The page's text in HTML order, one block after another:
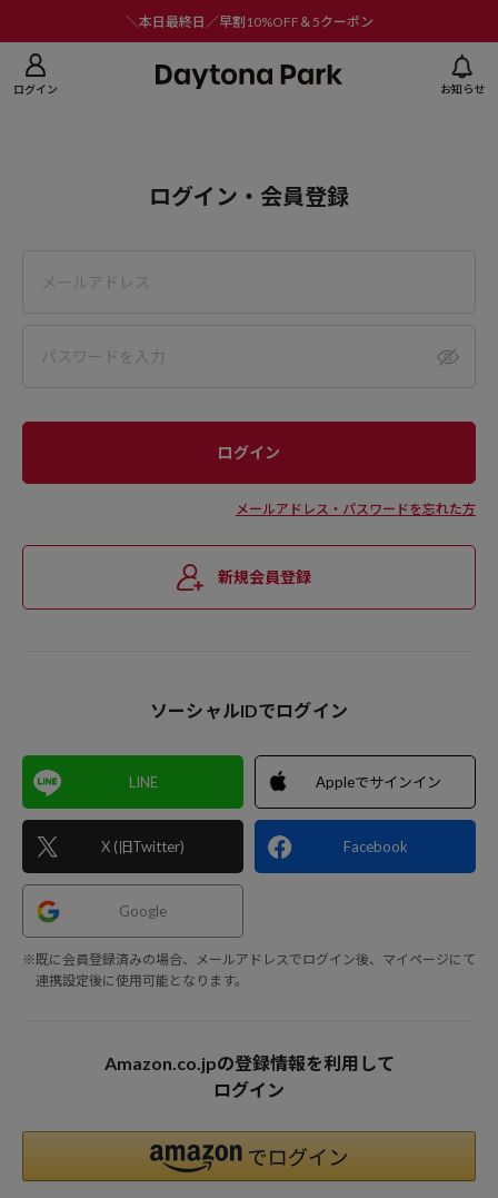
＼本日最終日／早割10%OFF＆5クーポン
ログイン お知らせ
ログイン・会員登録
メールアドレス・パスワードを忘れた方
新規会員登録
ソーシャルIDでログイン
LINE
X (旧Twitter)
Appleでサインイン
Facebook
Google
※既に会員登録済みの場合、メールアドレスでログイン後、マイページにて
連携設定後に使用可能となります。
Amazon.co.jpの登録情報を利用して
ログイン